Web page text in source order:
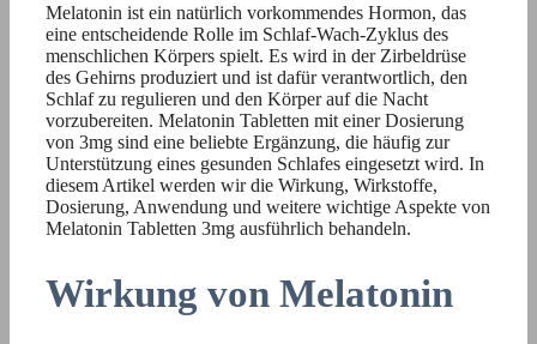
Melatonin ist ein natürlich vorkommendes Hormon, das
eine entscheidende Rolle im Schlaf-Wach-Zyklus des
menschlichen Körpers spielt. Es wird in der Zirbeldrüse
des Gehirns produziert und ist dafür verantwortlich, den
Schlaf zu regulieren und den Körper auf die Nacht
vorzubereiten. Melatonin Tabletten mit einer Dosierung
von 3mg sind eine beliebte Ergänzung, die häufig zur
Unterstützung eines gesunden Schlafes eingesetzt wird. In
diesem Artikel werden wir die Wirkung, Wirkstoffe,
Dosierung, Anwendung und weitere wichtige Aspekte von
Melatonin Tabletten 3mg ausführlich behandeln.
Wirkung von Melatonin